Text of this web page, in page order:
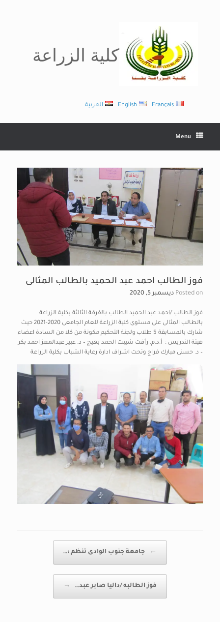
كلية الزراعة
العربية English Français
Menu
فوز الطالب احمد عبد الحميد بالطالب المثالى
Posted on ديسمبر 5, 2020
فوز الطالب /احمد عبد الحميد الطالب بالفرقة الثالثة بكلية الزراعة
بالطالب المثالى على مستوى كلية الزراعة للعام الجامعى 2020-2021 حيث
شارك بالمسابقة 5 طلاب ولجنة التحكيم مكونة من كلا من السادة اعضاء
هيئة التدريس : أ.د.م. رأفت شيبت الحمد بهيج – د. عبير عبدالمعز احمد بكر
– د. حسنى مبارك فراج وتحت اشراف ادارة رعاية الشباب بكلية الزراعة
← جامعة جنوب الوادى تنظم :…
فوز الطالبه /داليا صابر عبد… →